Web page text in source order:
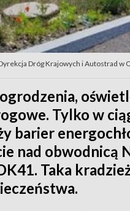
Dróg Krajowych i Autostrad w
Tylko w
barier
nad obwodnicą
Taka